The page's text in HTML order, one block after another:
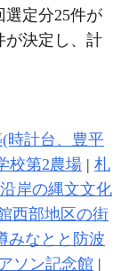
選定分25件が
が決定し、計
時計台、豊平
校第2農場 | 札
岸の縄文文化
西部地区の街
みなとと防波
ソン記念館 |